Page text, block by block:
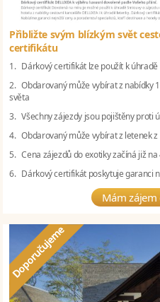
Přibližte svým blízkým svět
certifikátu
1. Dárkový certifikát lze použít k
2. Obdarovaný může vybírat z nabídky
světa
3. Všechny zájezdy jsou pojištěny proti
4. Obdarovaný může vybírat z letenek
5. Cena zájezdů do exotiky začíná již na
6. Dárkový certifikát poskytuje garanci
Mám